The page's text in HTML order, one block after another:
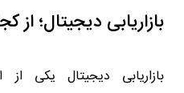
بازاریابی دیجیتال؛ از
بازاریابی دیجیتال یکی از